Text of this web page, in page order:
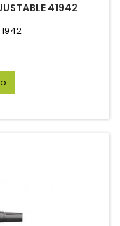
41942